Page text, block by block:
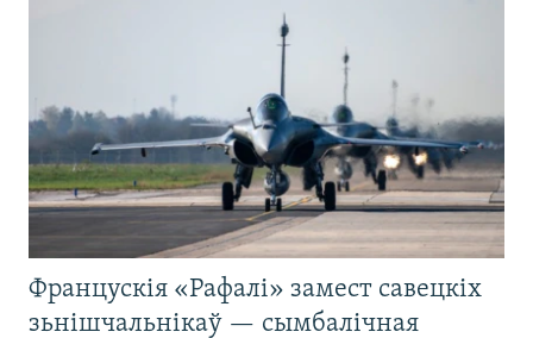
Францускія «Рафалі» замест савецкіх
зьнішчальнікаў — сымбалічная